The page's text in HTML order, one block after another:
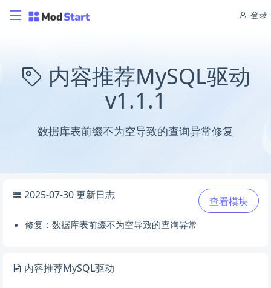
登录
内容推荐MySQL驱动
v1.1.1
数据库表前缀不为空导致的查询异常修复
查看模块
2025-07-30 更新日志
修复：数据库表前缀不为空导致的查询异常
内容推荐MySQL驱动